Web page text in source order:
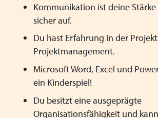
Kommunikation ist deine
sicher auf.
Du hast Erfahrung in der
Projektmanagement.
Microsoft Word, Excel und
ein Kinderspiel!
Du besitzt eine ausgeprägte
Organisationsfähigkeit und